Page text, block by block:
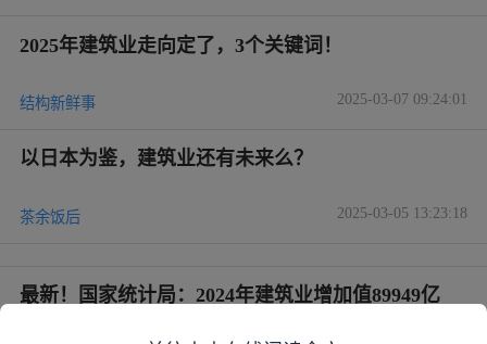
2025年建筑业走向定了，3个关键词！
结构新鲜事 2025-03-07 09:24:01
以日本为鉴，建筑业还有未来么？
茶余饭后 2025-03-05 13:23:18
最新！国家统计局：2024年建筑业增加值89949亿